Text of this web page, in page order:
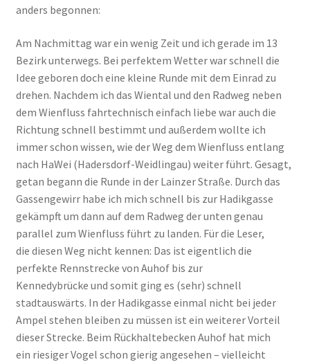
anders begonnen:
Am Nachmittag war ein wenig Zeit und ich gerade im 13
Bezirk unterwegs. Bei perfektem Wetter war schnell die
Idee geboren doch eine kleine Runde mit dem Einrad zu
drehen. Nachdem ich das Wiental und den Radweg neben
dem Wienfluss fahrtechnisch einfach liebe war auch die
Richtung schnell bestimmt und außerdem wollte ich
immer schon wissen, wie der Weg dem Wienfluss entlang
nach HaWei (Hadersdorf-Weidlingau) weiter führt. Gesagt,
getan begann die Runde in der Lainzer Straße. Durch das
Gassengewirr habe ich mich schnell bis zur Hadikgasse
gekämpft um dann auf dem Radweg der unten genau
parallel zum Wienfluss führt zu landen. Für die Leser,
die diesen Weg nicht kennen: Das ist eigentlich die
perfekte Rennstrecke von Auhof bis zur
Kennedybrücke und somit ging es (sehr) schnell
stadtauswärts. In der Hadikgasse einmal nicht bei jeder
Ampel stehen bleiben zu müssen ist ein weiterer Vorteil
dieser Strecke. Beim Rückhaltebecken Auhof hat mich
ein riesiger Vogel schon gierig angesehen – vielleicht